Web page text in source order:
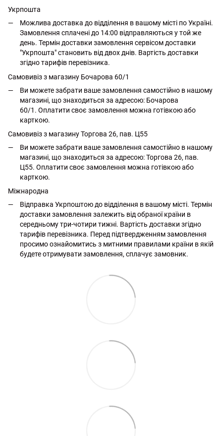
Укрпошта
Можлива доставка до відділення в вашому місті по Україні.
Замовлення сплачені до 14:00 відправляються у той же
день. Термін доставки замовлення сервісом доставки
"Укрпошта" становить від двох днів. Вартість доставки
згідно тарифів перевізника.
Самовивіз з магазину Бочарова 60/1
Ви можете забрати ваше замовлення самостійно в нашому
магазині, що знаходиться за адресою: Бочарова
60/1. Оплатити своє замовлення можна готівкою або
карткою.
Самовивіз з магазину Торгова 26, пав. Ц55
Ви можете забрати ваше замовлення самостійно в нашому
магазині, що знаходиться за адресою: Торгова 26, пав.
Ц55. Оплатити своє замовлення можна готівкою або
карткою.
Міжнародна
Відправка Укрпоштою до відділення в вашому місті. Термін
доставки замовлення залежить від обраної країни в
середньому три-чотири тижні. Вартість доставки згідно
тарифів перевізника. Перед підтвердженням замовлення
просимо ознайомитись з митними правилами країни в якій
будете отримувати замовлення, сплачує замовник.